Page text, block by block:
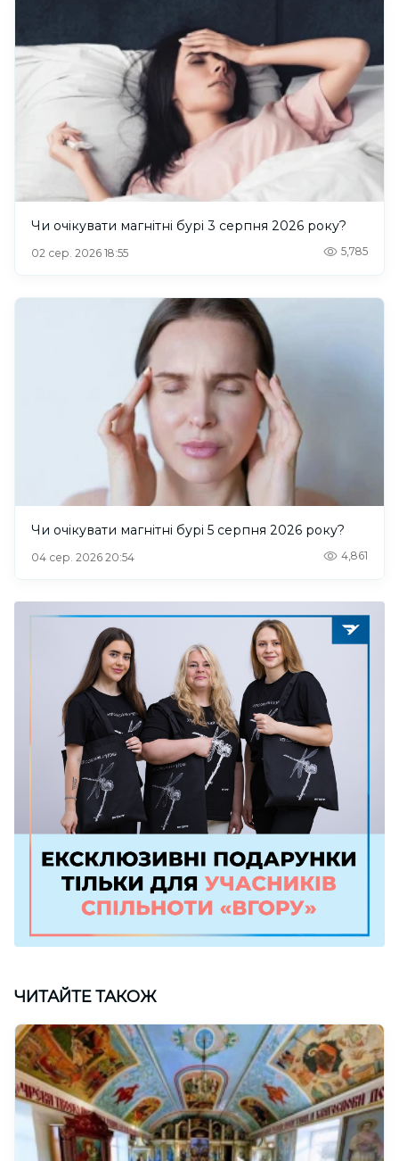
Чи очікувати магнітні бурі 3 серпня 2026 року?
02 сер. 2026 18:55 5,785
Чи очікувати магнітні бурі 5 серпня 2026 року?
04 сер. 2026 20:54 4,861
ЧИТАЙТЕ ТАКОЖ